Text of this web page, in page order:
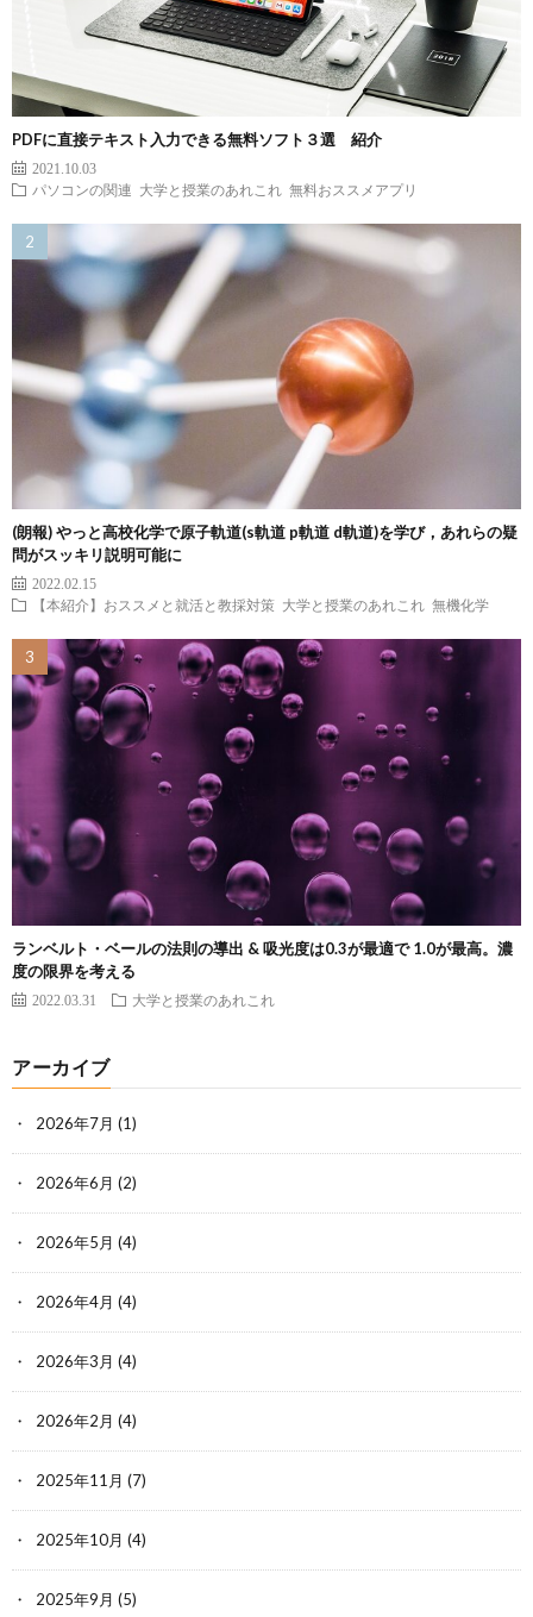
PDFに直接テキスト入力できる無料ソフト３選 紹介
2021.10.03
パソコンの関連
大学と授業のあれこれ 無料おススメアプリ
(朗報) やっと高校化学で原子軌道(s軌道 p軌道 d軌道)を学び，あれらの疑
問がスッキリ説明可能に
2022.02.15
【本紹介】おススメと就活と教採対策 大学と授業のあれこれ 無機化学
ランベルト・ベールの法則の導出 & 吸光度は0.3が最適で 1.0が最高。濃
度の限界を考える
2022.03.31 大学と授業のあれこれ
アーカイブ
2026年7月 (1)
2026年6月 (2)
2026年5月 (4)
2026年4月 (4)
2026年3月 (4)
2026年2月 (4)
2025年11月 (7)
2025年10月 (4)
2025年9月 (5)